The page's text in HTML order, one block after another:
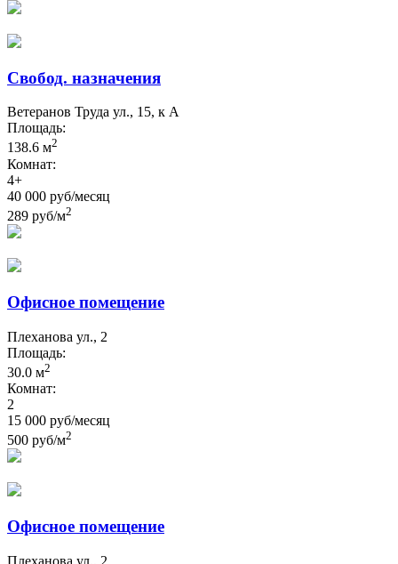
Свобод. назначения
Ветеранов Труда ул., 15, к А
Площадь:
138.6 м2
Комнат:
4+
40 000 руб/месяц
289 руб/м2
Офисное помещение
Плеханова ул., 2
Площадь:
30.0 м2
Комнат:
2
15 000 руб/месяц
500 руб/м2
Офисное помещение
Плеханова ул., 2